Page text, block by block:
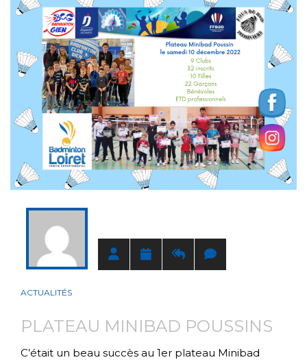
ACTUALITÉS
PLATEAU MINIBAD POUSSINS
C’était un beau succès au 1er plateau Minibad